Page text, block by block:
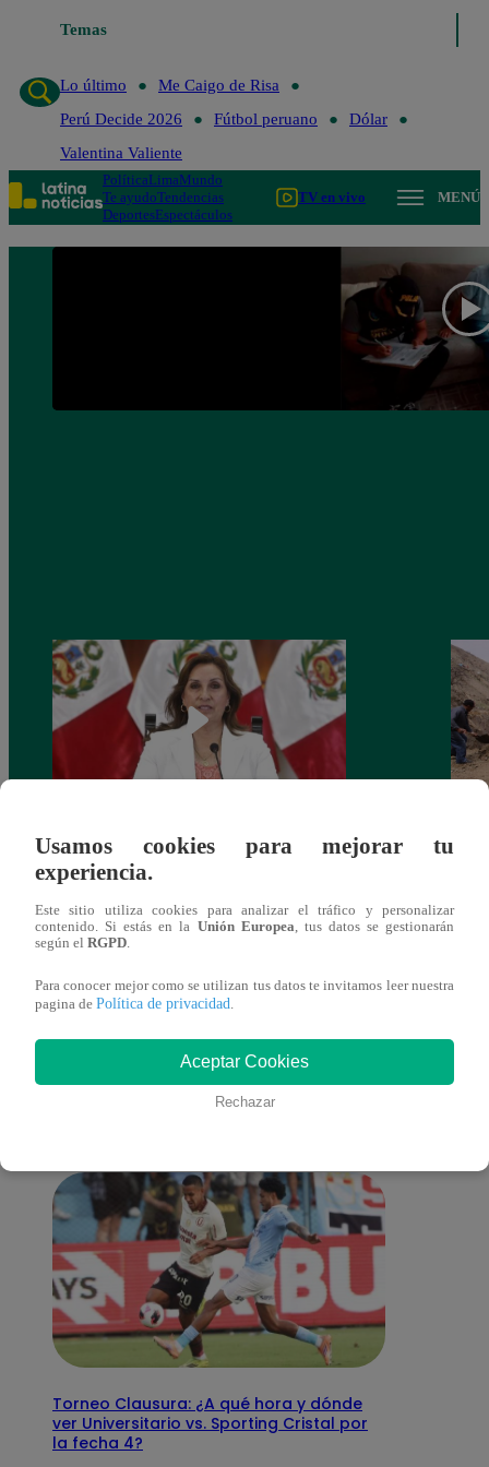
Temas
Lo último
Me Caigo de Risa
Perú Decide 2026
Fútbol peruano
Dólar
Valentina Valiente
PolíticaLimaMundo
Te ayudoTendencias
DeportesEspectáculos
TV en vivo MENÚ
Congreso: proponen que el aumento del
salario presidencial se aplique desde 2026
Las
También te puede
interesar
Torneo Clausura: ¿A qué hora y dónde
ver Universitario vs. Sporting Cristal por
la fecha 4?
Usamos cookies para mejorar tu
experiencia.
Este sitio utiliza cookies para analizar el tráfico y personalizar
contenido. Si estás en la Unión Europea, tus datos se gestionarán
según el RGPD.
Para conocer mejor como se utilizan tus datos te invitamos leer nuestra
pagina de Política de privacidad.
Aceptar Cookies
Rechazar